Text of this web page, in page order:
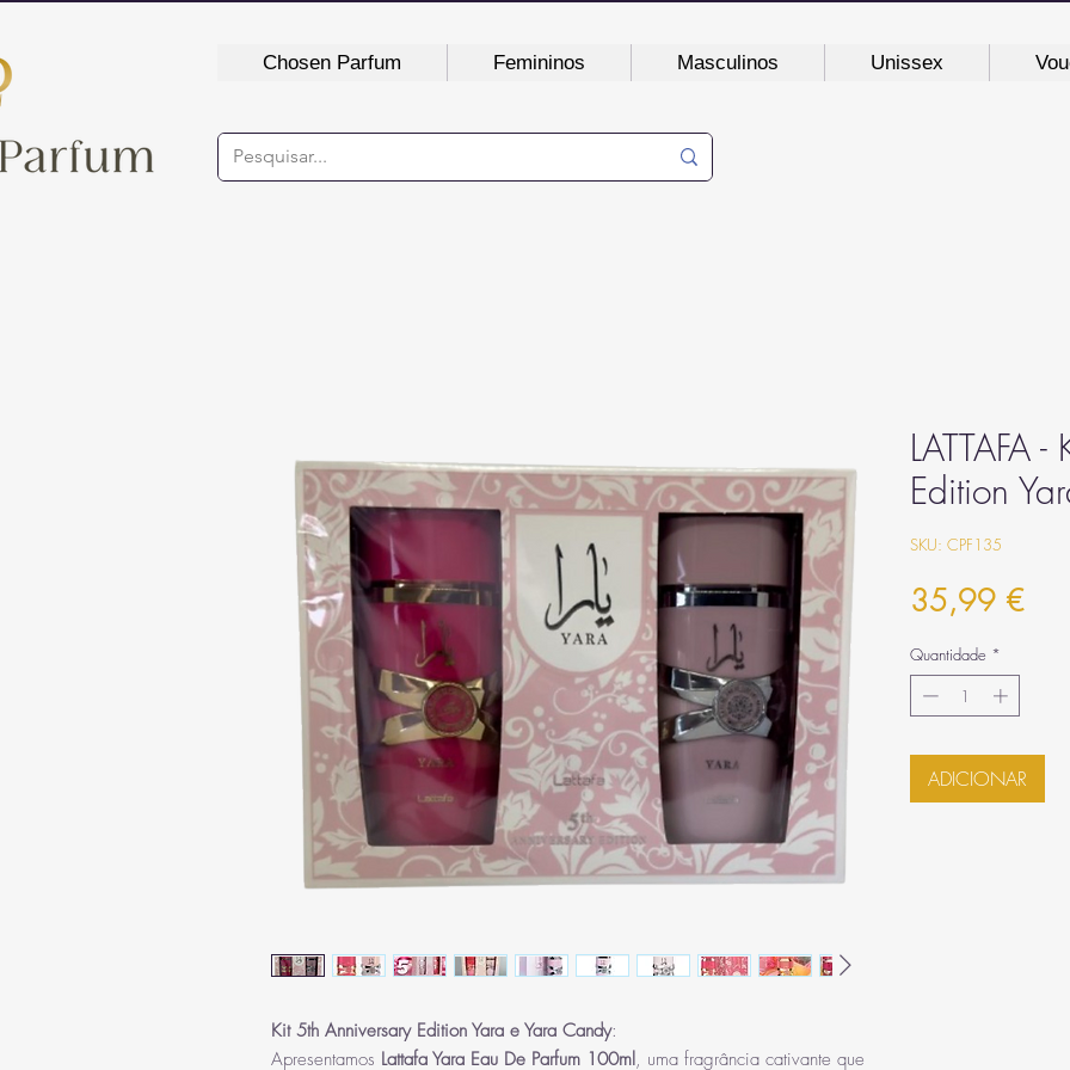
Chosen Parfum Femininos Masculinos Unissex
Kit 5th Anniversary Edition Yara e Yara Candy:
Apresentamos Lattafa Yara Eau De Parfum 100ml, uma fragrância cativante que
LATTAFA
Edition
SKU: CPF135
35,99 €
Quantidade *
ADICIONAR